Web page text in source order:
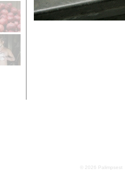
© 2026 Palimpsest